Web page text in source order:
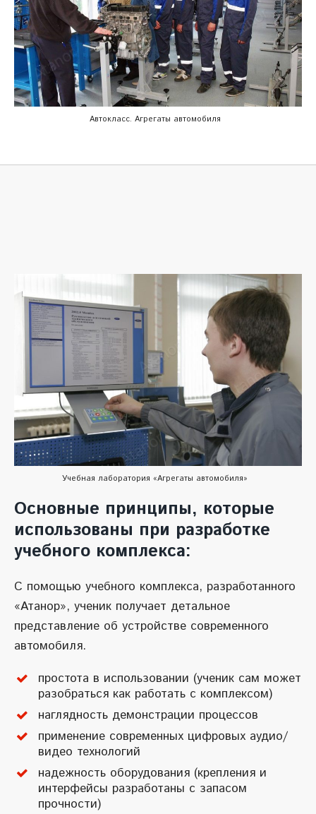
Автокласс. Агрегаты автомобиля
Учебная лаборатория «Агрегаты автомобиля»
Основные принципы, которые
использованы при разработке
учебного комплекса:
С помощью учебного комплекса, разработанного
«Атанор», ученик получает детальное
представление об устройстве современного
автомобиля.
простота в использовании (ученик сам может
разобраться как работать с комплексом)
наглядность демонстрации процессов
применение современных цифровых аудио/
видео технологий
надежность оборудования (крепления и
интерфейсы разработаны с запасом
прочности)